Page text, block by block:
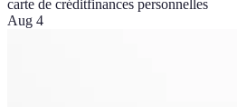
carte de créditfinances personnelles
Aug 4